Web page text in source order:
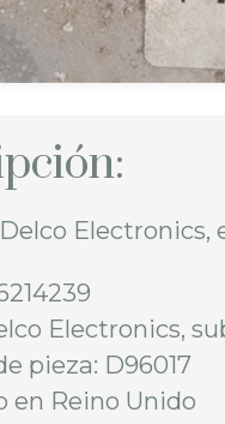
Electronics,
Electronics,
pieza: D96017
en Reino Unido